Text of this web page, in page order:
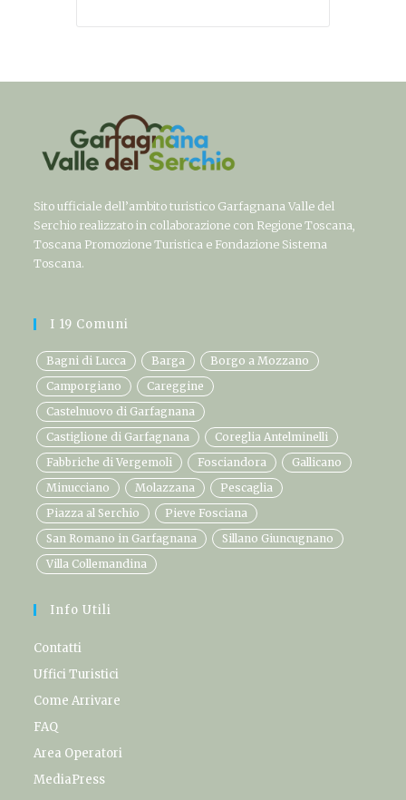
Sito ufficiale dell’ambito turistico Garfagnana Valle del
Serchio realizzato in collaborazione con Regione Toscana,
Toscana Promozione Turistica e Fondazione Sistema
Toscana.
I 19 Comuni
Bagni di Lucca Barga
Borgo a Mozzano
Camporgiano
Careggine
Castelnuovo di Garfagnana
Castiglione di Garfagnana
Coreglia Antelminelli
Fabbriche di Vergemoli
Fosciandora
Gallicano
Minucciano
Molazzana
Pescaglia
Piazza al Serchio
Pieve Fosciana
San Romano in Garfagnana
Sillano Giuncugnano
Villa Collemandina
Info Utili
Contatti
Uffici Turistici
Come Arrivare
FAQ
Area Operatori
MediaPress